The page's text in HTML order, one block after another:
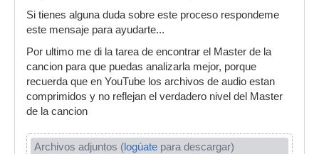
Si tienes alguna duda sobre este proceso respondeme
este mensaje para ayudarte...
Por ultimo me di la tarea de encontrar el Master de la
cancion para que puedas analizarla mejor, porque
recuerda que en YouTube los archivos de audio estan
comprimidos y no reflejan el verdadero nivel del Master
de la cancion
Archivos adjuntos (logúate para descargar)